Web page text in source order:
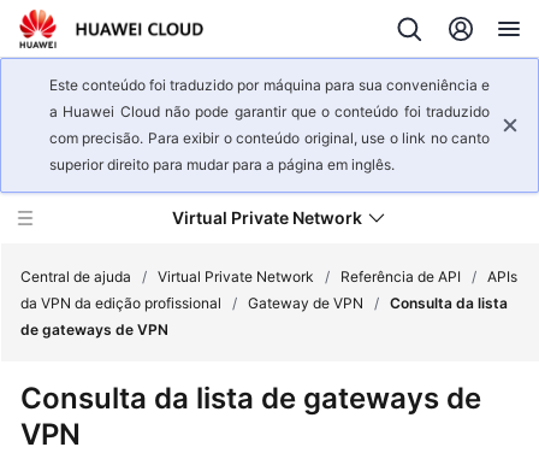
Este conteúdo foi traduzido por máquina para sua conveniência e
a Huawei Cloud não pode garantir que o conteúdo foi traduzido
com precisão. Para exibir o conteúdo original, use o link no canto
superior direito para mudar para a página em inglês.
Virtual Private Network
de
serviço
Central de ajuda / Virtual Private Network / Referência de API / APIs
da VPN da edição profissional
/ Gateway de VPN / Consulta da lista
de gateways de VPN
Consulta da lista de gateways de
VPN